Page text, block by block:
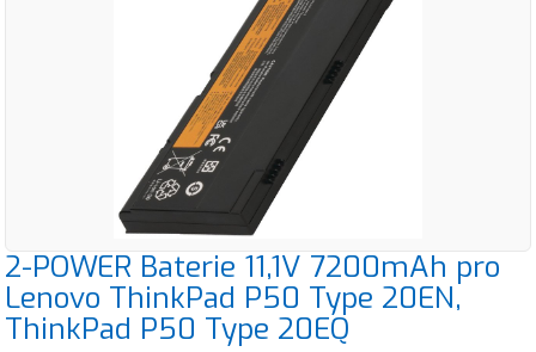
2-POWER Baterie 11,1V 7200mAh pro
Lenovo ThinkPad P50 Type 20EN,
ThinkPad P50 Type 20EQ